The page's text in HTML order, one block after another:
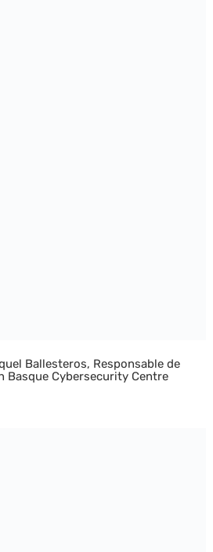
Ballesteros, Responsable de
Basque Cybersecurity Centre